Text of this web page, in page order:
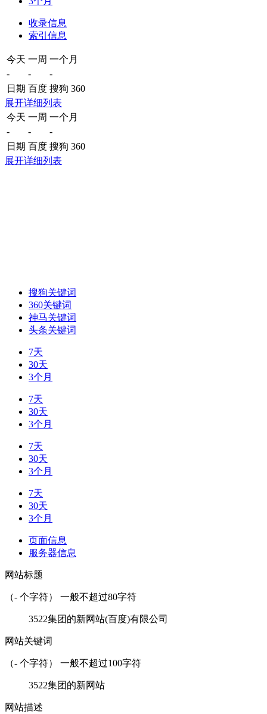
收录信息
索引信息
今天 一周 一个月
-
-
-
日期 百度 搜狗 360
展开详细列表
今天 一周 一个月
-
-
-
日期 百度 搜狗 360
展开详细列表
搜狗关键词
360关键词
神马关键词
头条关键词
7天
30天
3个月
7天
30天
3个月
7天
30天
3个月
7天
30天
3个月
页面信息
服务器信息
网站标题
（- 个字符） 一般不超过80字符
3522集团的新网站(百度)有限公司
网站关键词
（- 个字符） 一般不超过100字符
3522集团的新网站
网站描述